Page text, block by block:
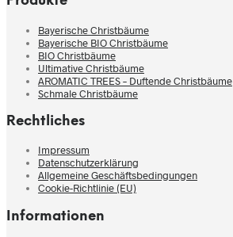
Bayerische Christbäume
Bayerische BIO Christbäume
BIO Christbäume
Ultimative Christbäume
AROMATIC TREES – Duftende Christbäume
Schmale Christbäume
Rechtliches
Impressum
Datenschutzerklärung
Allgemeine Geschäftsbedingungen
Cookie-Richtlinie (EU)
Informationen